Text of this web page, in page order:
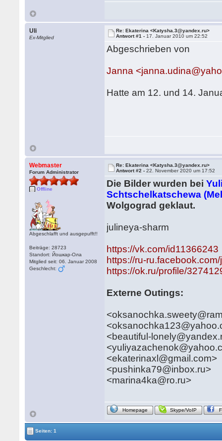
Uli
Ex-Mitglied
Re: Ekaterina <Katysha.3@yandex.ru>
Antwort #1 - 17. Januar 2010 um 22:52
Abgeschrieben von
Janna
Hatte am 12. und 14.
Webmaster
Forum Administrator
Offline
Abgeschlafft und ausgepufft!!
Beiträge: 28723
Standort: Йошкар-Ола
Mitglied seit: 06. Januar 2008
Geschlecht:
Re: Ekaterina <Katysha.3@yandex.ru>
Antwort #2 -22. November 2020 um 17:52
Die Bilder wurden bei
Schtschelkatschewa
Wolgograd geklaut.
julineya-sharm
https://vk.com/id11366243
https://ru-
https://ok.ru/profile/
Externe Outings:
<beautiful-
<ekaterinaxl@gmail.com>
<pushinka79@inbox.ru>
<marina4ka@ro.ru>
Homepage Skype/VoIP
Seiten: 1